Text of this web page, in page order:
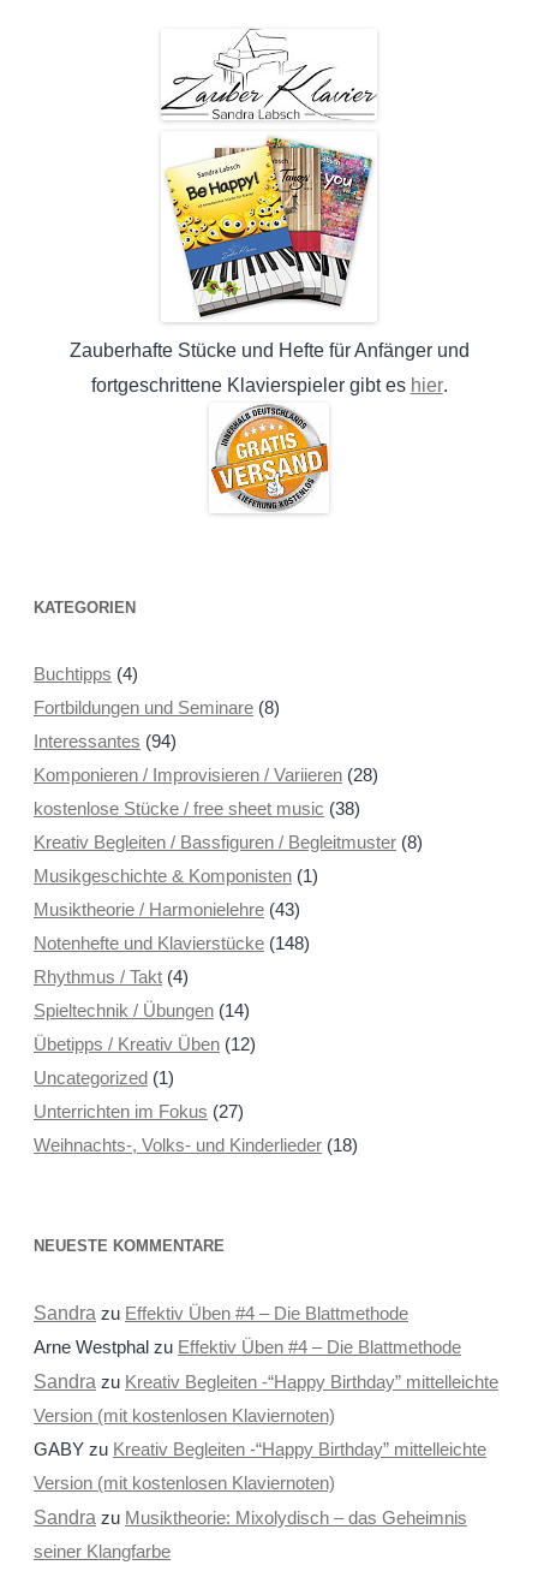
Zauberhafte Stücke und Hefte für Anfänger und
fortgeschrittene Klavierspieler gibt es hier.
KATEGORIEN
Buchtipps (4)
Fortbildungen und Seminare(8)
Interessantes (94)
Komponieren / Improvisieren / Variieren(28)
kostenlose Stücke / free sheet music (38)
Kreativ Begleiten / Bassfiguren / Begleitmuster(8)
Musikgeschichte & Komponisten(1)
Musiktheorie / Harmonielehre(43)
Notenhefte und Klavierstücke(148)
Rhythmus / Takt(4)
Spieltechnik / Übungen(14)
Übetipps / Kreativ Üben(12)
Uncategorized(1)
Unterrichten im Fokus (27)
Weihnachts-, Volks- und Kinderlieder(18)
NEUESTE KOMMENTARE
Sandra zu Effektiv Üben #4 – Die Blattmethode
Arne Westphalzu Effektiv Üben #4 – Die Blattmethode
Sandra zu Kreativ Begleiten -“Happy Birthday” mittelleichte
Version (mit kostenlosen Klaviernoten)
GABYzu Kreativ Begleiten -“Happy Birthday” mittelleichte
Version (mit kostenlosen Klaviernoten)
Sandra zu Musiktheorie: Mixolydisch – das Geheimnis
seiner Klangfarbe